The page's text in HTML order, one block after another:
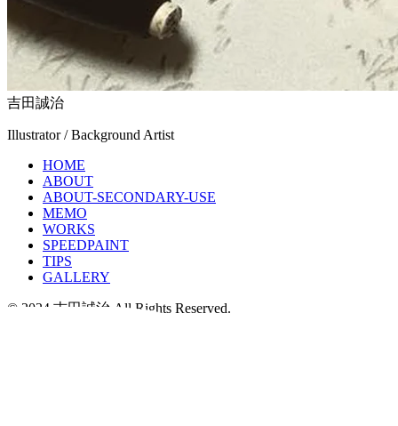
吉田誠治
Illustrator / Background Artist
HOME
ABOUT
ABOUT-SECONDARY-USE
MEMO
WORKS
SPEEDPAINT
TIPS
GALLERY
© 2024 吉田誠治 All Rights Reserved.